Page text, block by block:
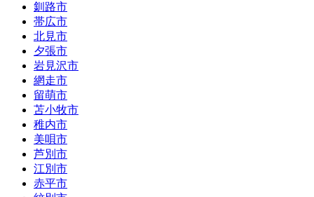
釧路市
帯広市
北見市
夕張市
岩見沢市
網走市
留萌市
苫小牧市
稚内市
美唄市
芦別市
江別市
赤平市